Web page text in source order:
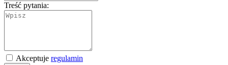
Treść pytania:
Akceptuje regulamin